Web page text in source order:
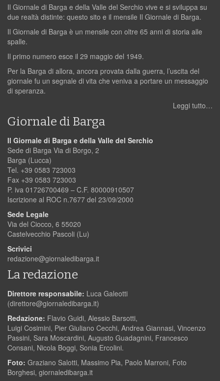
Il Giornale di Barga e della Valle del Serchio vive e si sviluppa su
due realtà distinte: questo sito e il mensile Il Giornale di Barga.
Il Giornale di Barga è un mensile con oltre 65 anni di storia alle
spalle.
Il primo numero esce il 29 maggio del 1949.
Per la Barga di allora, ancora provata dalla guerra, l’uscita del
giornale fu un segnale di vita che veniva a portare un messaggio
di speranza.
Leggi tutto…
Giornale di Barga
Il Giornale di Barga e della Valle del Serchio
Sede di Barga Via di Borgo, 2
Barga (Lucca)
Tel. +39 0583 723003
Fax +39 0583 723003
P. iva 01726700469 – C.F. 80000910507
Iscrizione al ROC n.7677 del 23/09/2000
Sede Legale
Via del Ciocco, 6 55020
Castelvecchio Pascoli (Lu)
Scrivici
redazione@giornaledibarga.it
La redazione
Direttore responsabile: Luca Galeotti
(direttore@giornaledibarga.it)
Redazione: Flavio Guidi, Alessio Barsotti,
Luigi Cosimini, Pier Giuliano Cecchi, Andrea Giannasi, Vincenzo
Passini, Sara Moscardini, Augusto Guadagnini, Francesco
Consani, Nicola Boggi, Sonia Ercolini.
Foto: Graziano Salotti, Massimo Pia, Paolo Marroni, Foto
Borghesi, giornaledibarga.it